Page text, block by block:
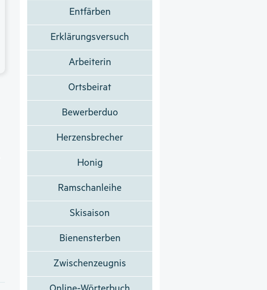
Entfärben
Erklärungsversuch
Arbeiterin
Ortsbeirat
Bewerberduo
Herzensbrecher
Honig
Ramschanleihe
Skisaison
Bienensterben
Zwischenzeugnis